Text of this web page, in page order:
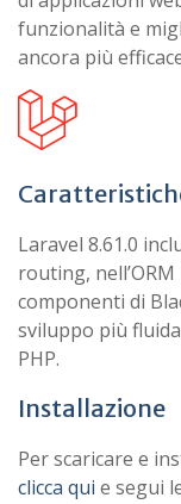
funzionalità e
ancora più
Laravel 8.61.0
routing,
componenti di
sviluppo più
PHP.
Installazione
Per scaricare e
clicca qui e segui